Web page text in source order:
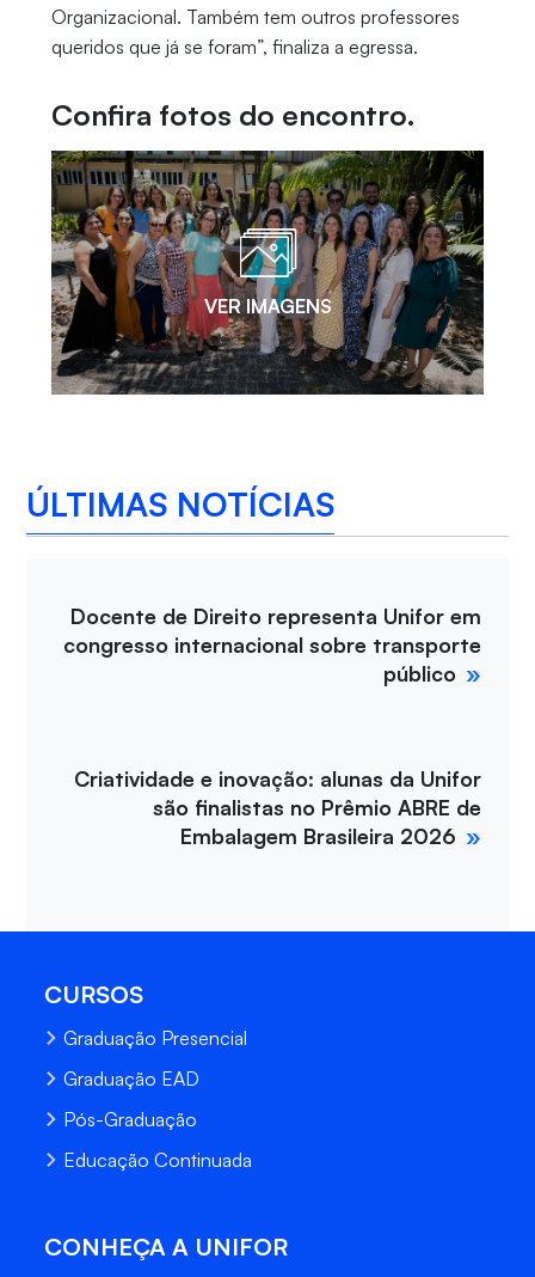
Organizacional. Também tem outros professores
queridos que já se foram”, finaliza a egressa.
Confira fotos do encontro.
VER IMAGENS
ÚLTIMAS NOTÍCIAS
Docente de Direito representa Unifor em
congresso internacional sobre transporte
público
Criatividade e inovação: alunas da Unifor
são finalistas no Prêmio ABRE de
Embalagem Brasileira 2026
CURSOS
Graduação Presencial
Graduação EAD
Pós-Graduação
Educação Continuada
CONHEÇA A UNIFOR